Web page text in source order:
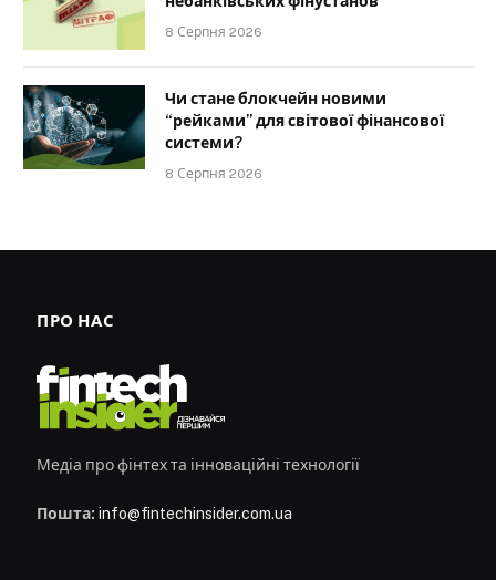
8 Серпня 2026
Чи стане блокчейн новими
“рейками” для світової фінансової
системи?
8 Серпня 2026
ПРО НАС
Медіа про фінтех та інноваційні технології
Пошта: info@fintechinsider.com.ua